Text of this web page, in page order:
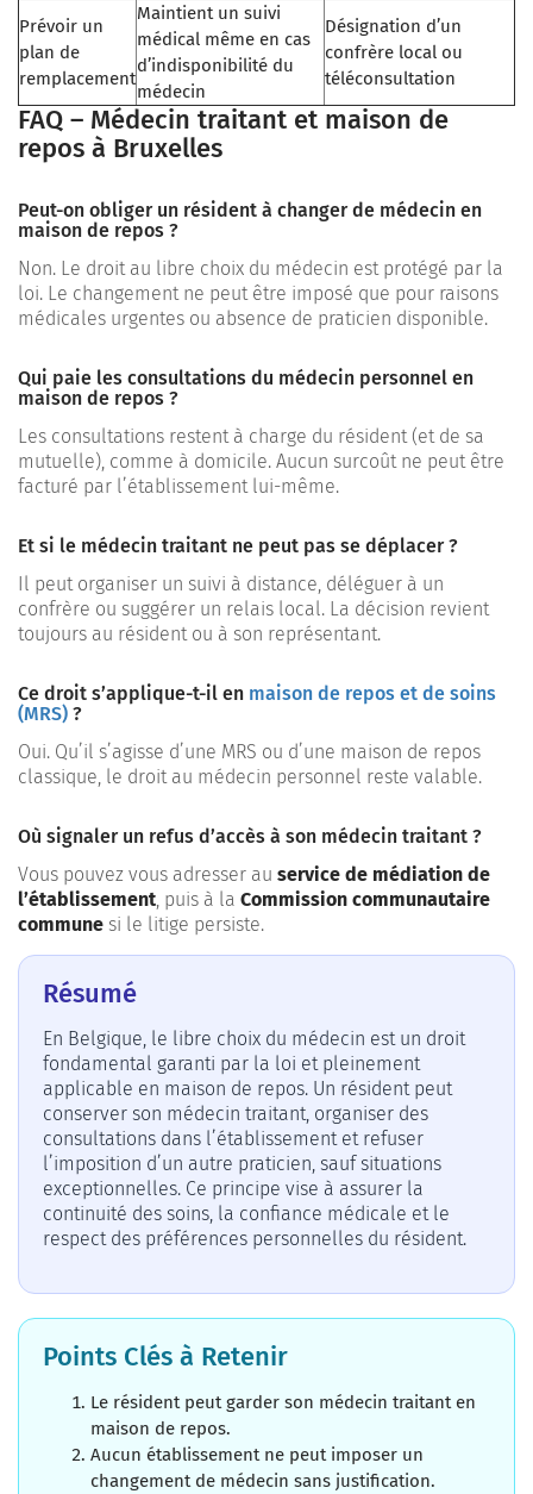
Prévoir un
plan de
remplacement
Maintient un suivi
médical même en cas
d’indisponibilité du
médecin
Désignation d’un
confrère local ou
téléconsultation
FAQ – Médecin traitant et maison de
repos à Bruxelles
Peut-on obliger un résident à changer de médecin en
maison de repos ?
Non. Le droit au libre choix du médecin est protégé par la
loi. Le changement ne peut être imposé que pour raisons
médicales urgentes ou absence de praticien disponible.
Qui paie les consultations du médecin personnel en
maison de repos ?
Les consultations restent à charge du résident (et de sa
mutuelle), comme à domicile. Aucun surcoût ne peut être
facturé par l’établissement lui-même.
Et si le médecin traitant ne peut pas se déplacer ?
Il peut organiser un suivi à distance, déléguer à un
confrère ou suggérer un relais local. La décision revient
toujours au résident ou à son représentant.
Ce droit s’applique-t-il en maison de repos et de soins
(MRS) ?
Oui. Qu’il s’agisse d’une MRS ou d’une maison de repos
classique, le droit au médecin personnel reste valable.
Où signaler un refus d’accès à son médecin traitant ?
Vous pouvez vous adresser au service de médiation de
l’établissement, puis à la Commission communautaire
commune si le litige persiste.
Résumé
En Belgique, le libre choix du médecin est un droit
fondamental garanti par la loi et pleinement
applicable en maison de repos. Un résident peut
conserver son médecin traitant, organiser des
consultations dans l’établissement et refuser
l’imposition d’un autre praticien, sauf situations
exceptionnelles. Ce principe vise à assurer la
continuité des soins, la confiance médicale et le
respect des préférences personnelles du résident.
Points Clés à Retenir
Le résident peut garder son médecin traitant en
maison de repos.
Aucun établissement ne peut imposer un
changement de médecin sans justification.